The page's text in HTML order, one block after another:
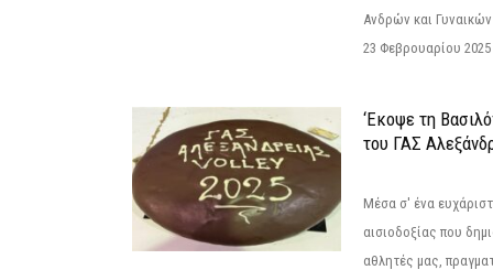
Ανδρών και
23 Φεβρουαρίου
‘Εκοψε τη
του ΓΑΣ
Μέσα σ' ένα
αισιοδοξίας που
αθλητές μας,